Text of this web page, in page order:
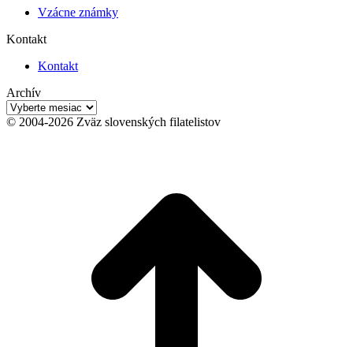
Vzácne známky
Kontakt
Kontakt
Archív
Archív
© 2004-2026 Zväz slovenských filatelistov